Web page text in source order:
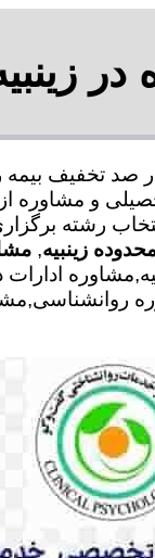
در
و مشاوره
رشته
زینبیه,
ادارات در